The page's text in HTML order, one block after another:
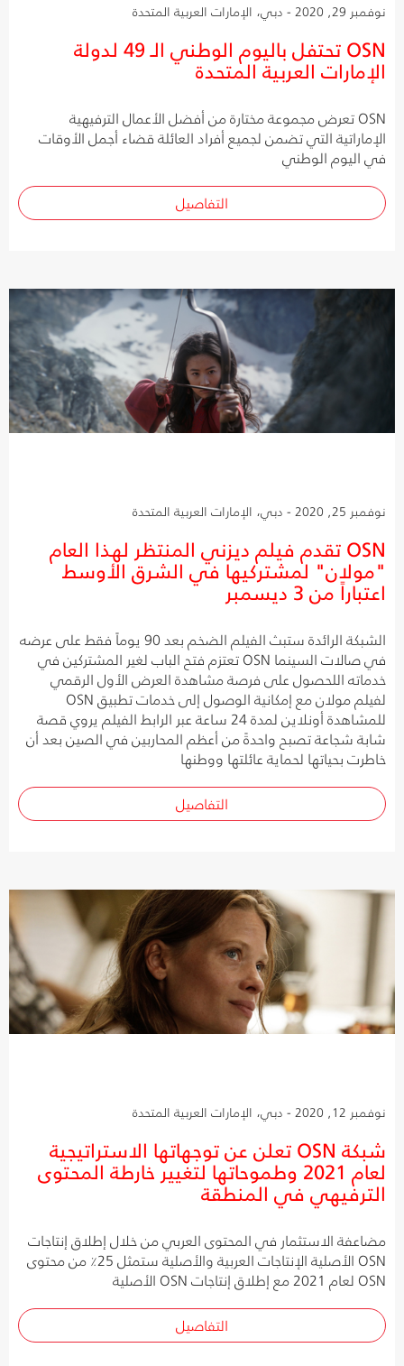
نوفمبر 29, 2020 - دبي، الإمارات العربية المتحدة
OSN تحتفل باليوم الوطني الـ 49 لدولة
الإمارات العربية المتحدة
OSN تعرض مجموعة مختارة من أفضل الأعمال الترفيهية
الإماراتية التي تضمن لجميع أفراد العائلة قضاء أجمل الأوقات
في اليوم الوطني
التفاصيل
نوفمبر 25, 2020 - دبي، الإمارات العربية المتحدة
OSN تقدم فيلم ديزني المنتظر لهذا العام
"مولان" لمشتركيها في الشرق الأوسط
اعتباراً من 3 ديسمبر
الشبكة الرائدة ستبث الفيلم الضخم بعد 90 يوماً فقط على عرضه
في صالات السينما OSN تعتزم فتح الباب لغير المشتركين في
خدماته اللحصول على فرصة مشاهدة العرض الأول الرقمي
لفيلم مولان مع إمكانية الوصول إلى خدمات تطبيق OSN
للمشاهدة أونلاين لمدة 24 ساعة عبر الرابط الفيلم يروي قصة
شابة شجاعة تصبح واحدةً من أعظم المحاربين في الصين بعد أن
خاطرت بحياتها لحماية عائلتها ووطنها
التفاصيل
نوفمبر 12, 2020 - دبي، الإمارات العربية المتحدة
شبكة OSN تعلن عن توجهاتها الاستراتيجية
لعام 2021 وطموحاتها لتغيير خارطة المحتوى
الترفيهي في المنطقة
مضاعفة الاستثمار في المحتوى العربي من خلال إطلاق إنتاجات
OSN الأصلية الإنتاجات العربية والأصلية ستمثل 25٪ من محتوى
OSN لعام 2021 مع إطلاق إنتاجات OSN الأصلية
التفاصيل